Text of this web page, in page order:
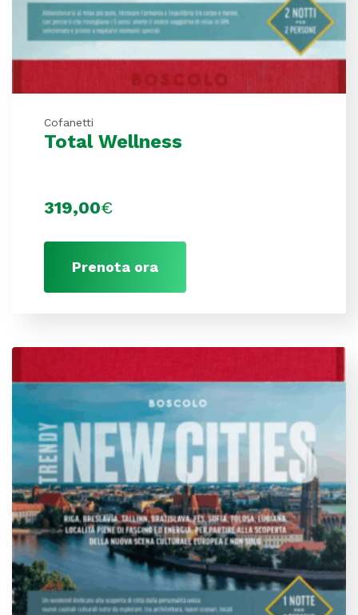
Cofanetti
Total Wellness
319,00€
Prenota ora